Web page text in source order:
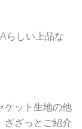
らしい上品な
ケット生地の他
ざざっとご紹介